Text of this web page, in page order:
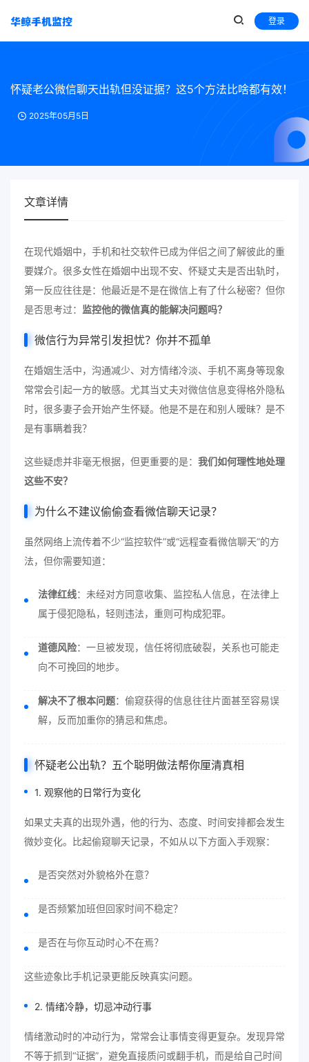
登录
怀疑老公微信聊天出轨但没证据？这5个方法比啥都有效！
2025年05月5日
文章详情
在现代婚姻中，手机和社交软件已成为伴侣之间了解彼此的重
要媒介。很多女性在婚姻中出现不安、怀疑丈夫是否出轨时，
第一反应往往是：他最近是不是在微信上有了什么秘密？但你
是否思考过： 监控他的微信真的能解决问题吗？
微信行为异常引发担忧？你并不孤单
在婚姻生活中，沟通减少、对方情绪冷淡、手机不离身等现象
常常会引起一方的敏感。尤其当丈夫对微信信息变得格外隐私
时，很多妻子会开始产生怀疑。他是不是在和别人暧昧？是不
是有事瞒着我？
这些疑虑并非毫无根据，但更重要的是： 我们如何理性地处理
这些不安？
为什么不建议偷偷查看微信聊天记录？
虽然网络上流传着不少“监控软件”或“远程查看微信聊天”的方
法，但你需要知道：
法律红线：未经对方同意收集、监控私人信息，在法律上
属于侵犯隐私，轻则违法，重则可构成犯罪。
道德风险：一旦被发现，信任将彻底破裂，关系也可能走
向不可挽回的地步。
解决不了根本问题：偷窥获得的信息往往片面甚至容易误
解，反而加重你的猜忌和焦虑。
怀疑老公出轨？五个聪明做法帮你厘清真相
1. 观察他的日常行为变化
如果丈夫真的出现外遇，他的行为、态度、时间安排都会发生
微妙变化。比起偷窥聊天记录，不如从以下方面入手观察：
是否突然对外貌格外在意？
是否频繁加班但回家时间不稳定？
是否在与你互动时心不在焉？
这些迹象比手机记录更能反映真实问题。
2. 情绪冷静，切忌冲动行事
情绪激动时的冲动行为，常常会让事情变得更复杂。发现异常
不等于抓到“证据”，避免直接质问或翻手机，而是给自己时间